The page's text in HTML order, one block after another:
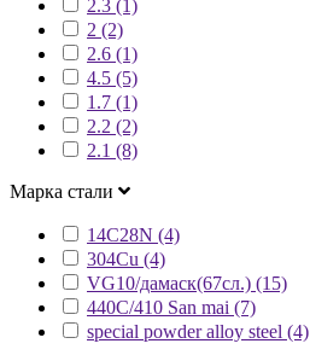
2.3 (1)
2 (2)
2.6 (1)
4.5 (5)
1.7 (1)
2.2 (2)
2.1 (8)
Марка стали
14C28N (4)
304Cu (4)
VG10/дамаск(67сл.) (15)
440C/410 San mai (7)
special powder alloy steel (4)